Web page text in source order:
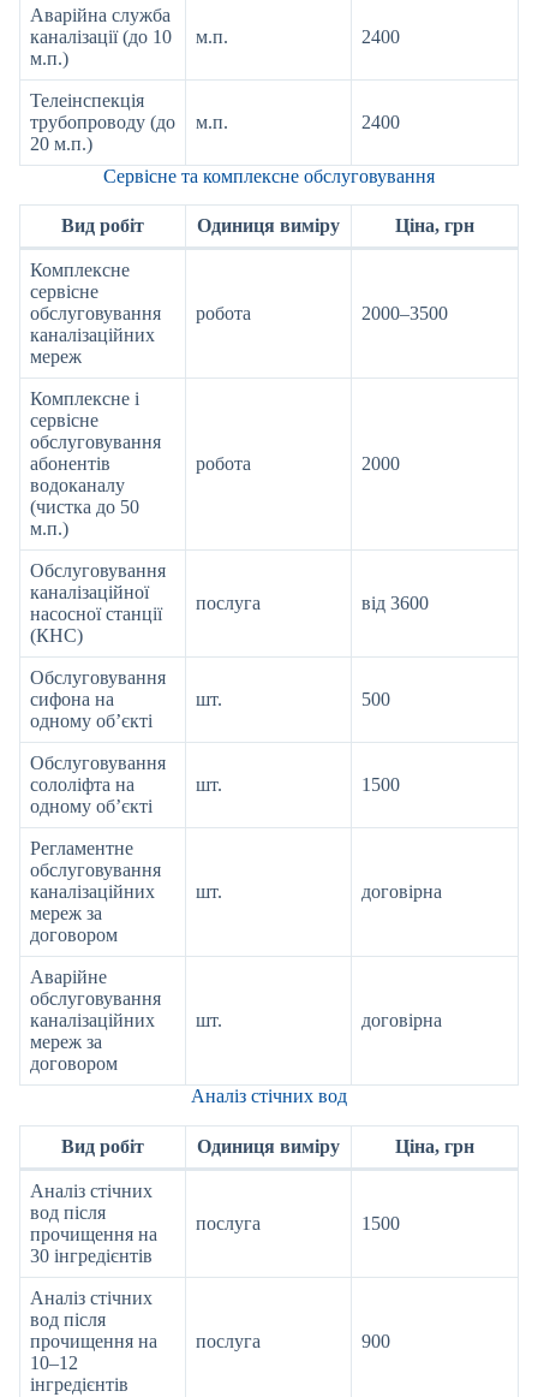
Аварійна служба
каналізації (до 10
м.п.)
м.п. 2400
Телеінспекція
трубопроводу (до
20 м.п.)
м.п. 2400
Сервісне та комплексне обслуговування
Вид робіт Одиниця виміру Ціна, грн
Комплексне
сервісне
обслуговування
каналізаційних
мереж
робота 2000–3500
Комплексне і
сервісне
обслуговування
абонентів
водоканалу
(чистка до 50
м.п.)
робота 2000
Обслуговування
каналізаційної
насосної станції
(КНС)
послуга від 3600
Обслуговування
сифона на
одному об’єкті
шт. 500
Обслуговування
сололіфта на
одному об’єкті
шт. 1500
Регламентне
обслуговування
каналізаційних
мереж за
договором
шт. договірна
Аварійне
обслуговування
каналізаційних
мереж за
договором
шт. договірна
Аналіз стічних вод
Вид робіт Одиниця виміру Ціна, грн
Аналіз стічних
вод після
прочищення на
30 інгредієнтів
послуга 1500
Аналіз стічних
вод після
прочищення на
10–12
інгредієнтів
послуга 900